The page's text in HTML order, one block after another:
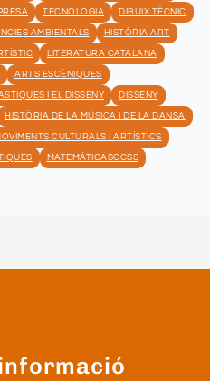
TECNOLOGIA DIBUIX TÈCNIC
AMBIENTALS HISTÒRIA ART
LITERATURA CATALANA
ARTS ESCÈNIQUES
I EL DISSENY DISSENY
HISTÒRIA DE LA MÚSICA I DE LA DANSA
CULTURALS I ARTÍSTICS
MATEMÁTICASCCSS